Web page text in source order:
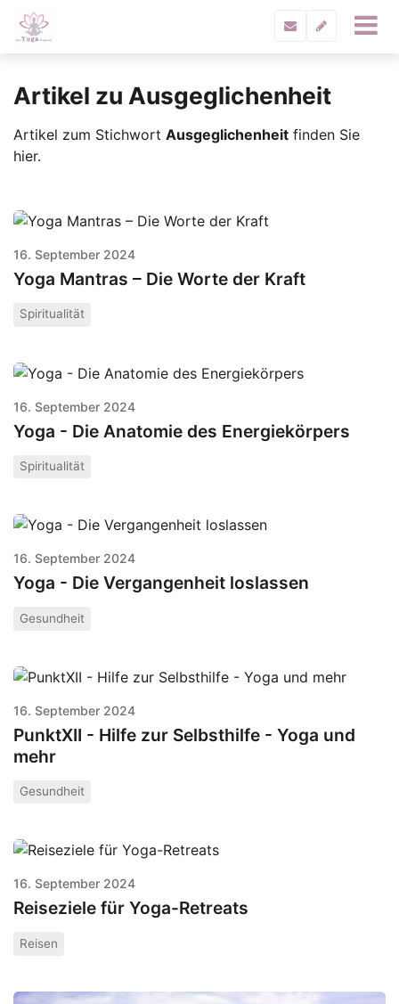
Artikel zu Ausgeglichenheit
Artikel zum Stichwort Ausgeglichenheit finden Sie
hier.
16. September 2024
Yoga Mantras – Die Worte der Kraft
Spiritualität
16. September 2024
Yoga - Die Anatomie des Energiekörpers
Spiritualität
16. September 2024
Yoga - Die Vergangenheit loslassen
Gesundheit
16. September 2024
PunktXII - Hilfe zur Selbsthilfe - Yoga und
mehr
Gesundheit
16. September 2024
Reiseziele für Yoga-Retreats
Reisen